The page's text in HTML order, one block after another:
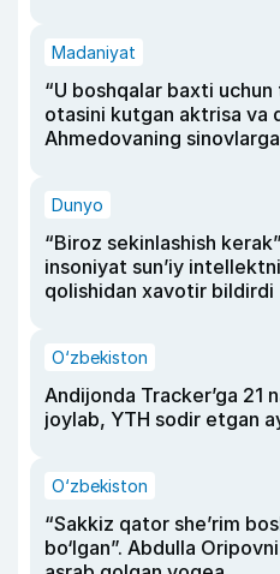
Madaniyat
“U boshqalar baxti uchun
otasini kutgan aktrisa va
Ahmedovaning
Dunyo
“Biroz sekinlashish
insoniyat sun’iy
qolishidan xavotir bildirdi
O‘zbekiston
Andijonda Tracker’ga 21
joylab, YTH sodir etgan
O‘zbekiston
“Sakkiz qator she’rim
bo‘lgan”. Abdulla